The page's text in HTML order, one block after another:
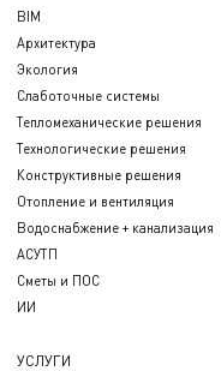
BIM
Архитектура
Экология
Слаботочные системы
Тепломеханические решения
Технологические решения
Конструктивные решения
Отопление и вентиляция
Водоснабжение + канализация
АСУТП
Сметы и ПОС
ИИ
УСЛУГИ